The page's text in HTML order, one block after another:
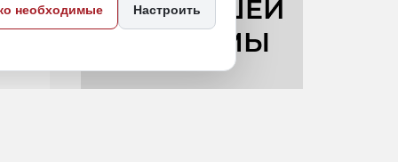
необходимые Настроить